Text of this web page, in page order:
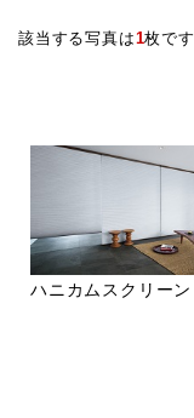
該当する写真は1枚です
ハニカムスクリーン